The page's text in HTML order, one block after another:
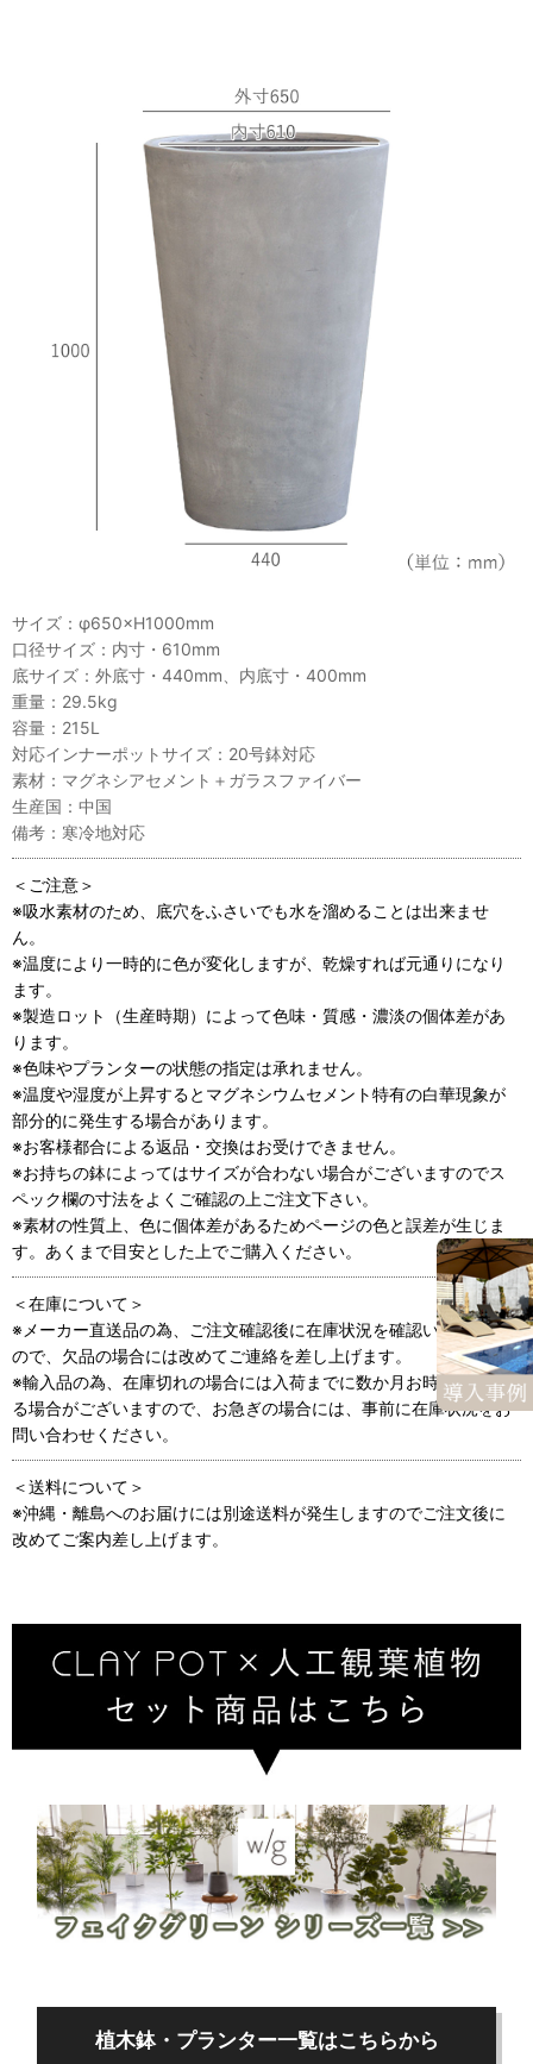
サイズ：φ650×H1000mm
口径サイズ：内寸・610mm
底サイズ：外底寸・440mm、内底寸・400mm
重量：29.5kg
容量：215L
対応インナーポットサイズ：20号鉢対応
素材：マグネシアセメント＋ガラスファイバー
生産国：中国
備考：寒冷地対応
＜ご注意＞
※吸水素材のため、底穴をふさいでも水を溜めることは出来ませ
ん。
※温度により一時的に色が変化しますが、乾燥すれば元通りになり
ます。
※製造ロット（生産時期）によって色味・質感・濃淡の個体差があ
ります。
※色味やプランターの状態の指定は承れません。
※温度や湿度が上昇するとマグネシウムセメント特有の白華現象が
部分的に発生する場合があります。
※お客様都合による返品・交換はお受けできません。
※お持ちの鉢によってはサイズが合わない場合がございますのでス
ペック欄の寸法をよくご確認の上ご注文下さい。
※素材の性質上、色に個体差があるためページの色と誤差が生じま
す。あくまで目安とした上でご購入ください。
＜在庫について＞
※メーカー直送品の為、ご注文確認後に在庫状況を確認いたします
ので、欠品の場合には改めてご連絡を差し上げます。
※輸入品の為、在庫切れの場合には入荷までに数か月お時間がかか
る場合がございますので、お急ぎの場合には、事前に在庫状況をお
問い合わせください。
＜送料について＞
※沖縄・離島へのお届けには別途送料が発生しますのでご注文後に
改めてご案内差し上げます。
植木鉢・プランター一覧はこちらから